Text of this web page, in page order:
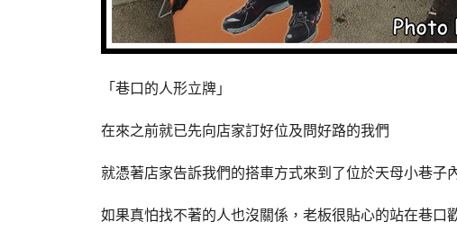
「巷口的人形立牌」
在來之前就已先向店家訂好位及問好路的我們
就憑著店家告訴我們的搭車方式來到了位於天母小巷子
如果真怕找不著的人也沒關係，老板很貼心的站在巷口